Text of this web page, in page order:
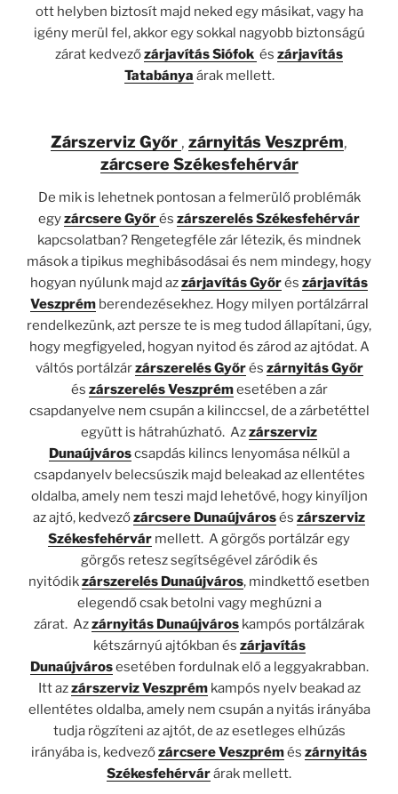
ott helyben biztosít majd neked egy másikat, vagy ha
igény merül fel, akkor egy sokkal nagyobb biztonságú
zárat kedvezőzárjavítás Siófok és zárjavítás
Tatabánya árak mellett.
Zárszerviz Győr , zárnyitás Veszprém,
zárcsere Székesfehérvár
De mik is lehetnek pontosan a felmerülő problémák
egyzárcsere Győrés zárszerelés Székesfehérvár
kapcsolatban? Rengetegféle zár létezik, és mindnek
mások a tipikus meghibásodásai és nem mindegy, hogy
hogyan nyúlunk majd azzárjavítás Győrés zárjavítás
Veszprémberendezésekhez. Hogy milyen portálzárral
rendelkezünk, azt persze te is meg tudod állapítani, úgy,
hogy megfigyeled, hogyan nyitod és zárod az ajtódat. A
váltós portálzárzárszerelés Győrés zárnyitás Győr
és zárszerelés Veszprémesetében a zár
csapdanyelve nem csupán a kilinccsel, de a zárbetéttel
együtt is hátrahúzható. Azzárszerviz
Dunaújvároscsapdás kilincs lenyomása nélkül a
csapdanyelv belecsúszik majd beleakad az ellentétes
oldalba, amely nem teszi majd lehetővé, hogy kinyíljon
az ajtó, kedvezőzárcsere Dunaújvárosés zárszerviz
Székesfehérvár mellett. A görgős portálzár egy
görgős retesz segítségével záródik és
nyitódikzárszerelés Dunaújváros, mindkettő esetben
elegendő csak betolni vagy meghúzni a
zárat. Azzárnyitás Dunaújváros kampós portálzárak
kétszárnyú ajtókban és zárjavítás
Dunaújvárosesetében fordulnak elő a leggyakrabban.
Itt azzárszerviz Veszprémkampós nyelv beakad az
ellentétes oldalba, amely nem csupán a nyitás irányába
tudja rögzíteni az ajtót, de az esetleges elhúzás
irányába is, kedvezőzárcsere Veszprémés zárnyitás
Székesfehérvárárak mellett.